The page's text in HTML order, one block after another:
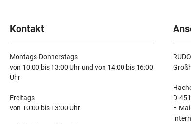
Kontakt
Montags-Donnerstags
von 10:00 bis 13:00 Uhr und von 14:00 bis 16:00
Uhr
Freitags
von 10:00 bis 13:00 Uhr
D-
E-